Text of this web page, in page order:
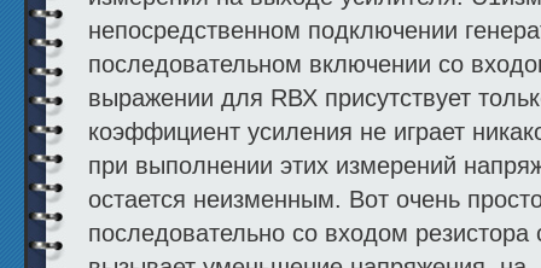
непосредственном подключении
последовательном включении со
выражении для RВХ присутствует
коэффициент усиления не играет
при выполнении этих измерений
остается неизменным. Вот очень
последовательно со входом